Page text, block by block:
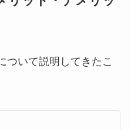
ついて説明してきたこ